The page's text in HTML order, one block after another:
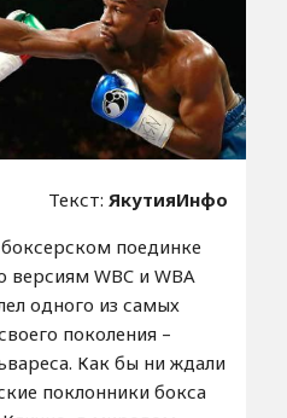
Текст:ЯкутияИнфо
поединке
WBC и WBA
одного из самых
поколения –
Как бы ни ждали
поклонники бокса